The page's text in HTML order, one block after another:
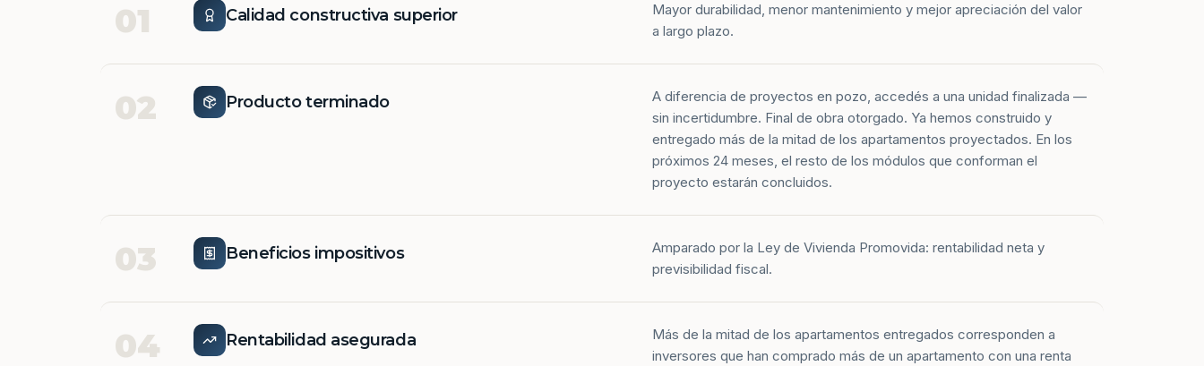
01 Calidad constructiva superior
Mayor durabilidad, menor mantenimiento y mejor apreciación del valor
a largo plazo.
02 Producto terminado
A diferencia de proyectos en pozo, accedés a una unidad finalizada —
sin incertidumbre. Final de obra otorgado. Ya hemos construido y
entregado más de la mitad de los apartamentos proyectados. En los
próximos 24 meses, el resto de los módulos que conforman el
proyecto estarán concluidos.
03 Beneficios impositivos
Amparado por la Ley de Vivienda Promovida: rentabilidad neta y
previsibilidad fiscal.
04 Rentabilidad asegurada
Más de la mitad de los apartamentos entregados corresponden a
inversores que han comprado más de un apartamento con una renta